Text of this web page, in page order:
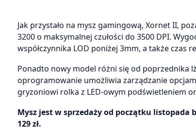
Jak przystało na mysz gamingową, Xornet II,
3200 o maksymalnej czułości do 3500 DPI.
współczynnika LOD poniżej 3mm, a także czas
Ponadto nowy model różni się od poprzednika
oprogramowanie umożliwia zarządzanie
gryzoniowi rolka z LED-owym podświetleniem
Mysz jest w sprzedaży od początku
129 zł.